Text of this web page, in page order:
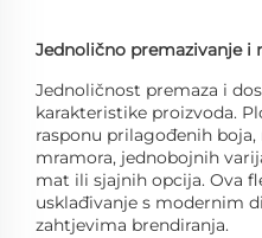
Jednolično premazivanje i
Jednoličnost premaza i
karakteristike proizvoda.
rasponu prilagođenih
mramora, jednobojnih
mat ili sjajnih opcija. Ova
usklađivanje s modernim
zahtjevima brendiranja.